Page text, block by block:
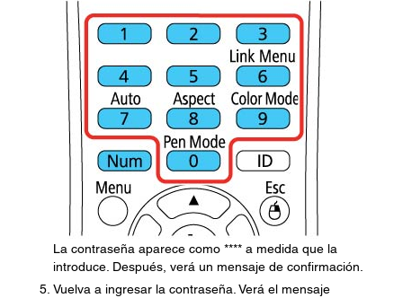
La contraseña aparece como **** a medida que la
introduce. Después, verá un mensaje de confirmación.
Vuelva a ingresar la contraseña. Verá el mensaje